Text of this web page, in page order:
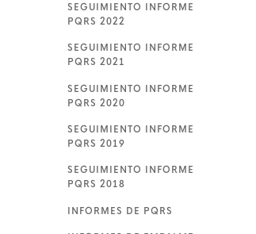
SEGUIMIENTO INFORME
PQRS 2022
SEGUIMIENTO INFORME
PQRS 2021
SEGUIMIENTO INFORME
PQRS 2020
SEGUIMIENTO INFORME
PQRS 2019
SEGUIMIENTO INFORME
PQRS 2018
INFORMES DE PQRS